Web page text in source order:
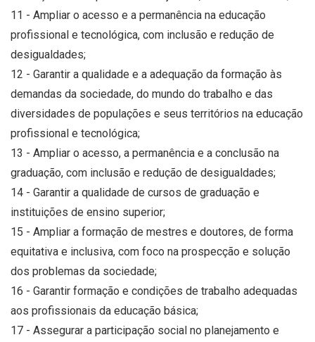
11 - Ampliar o acesso e a permanência na educação
profissional e tecnológica, com inclusão e redução de
desigualdades;
12 - Garantir a qualidade e a adequação da formação às
demandas da sociedade, do mundo do trabalho e das
diversidades de populações e seus territórios na educação
profissional e tecnológica;
13 - Ampliar o acesso, a permanência e a conclusão na
graduação, com inclusão e redução de desigualdades;
14 - Garantir a qualidade de cursos de graduação e
instituições de ensino superior;
15 - Ampliar a formação de mestres e doutores, de forma
equitativa e inclusiva, com foco na prospecção e solução
dos problemas da sociedade;
16 - Garantir formação e condições de trabalho adequadas
aos profissionais da educação básica;
17 - Assegurar a participação social no planejamento e